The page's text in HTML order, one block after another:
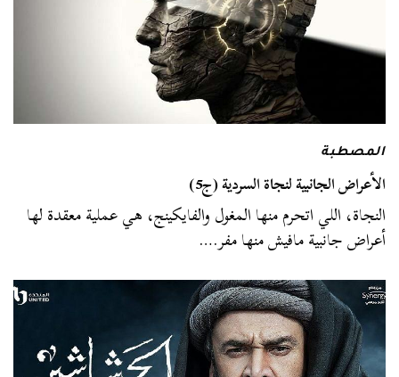
المصطبة
الأعراض الجانبية لنجاة السردية (ج5)
النجاة، اللي اتحرم منها المغول والفايكينج، هي عملية معقدة لها
أعراض جانبية مافيش منها مفر.…